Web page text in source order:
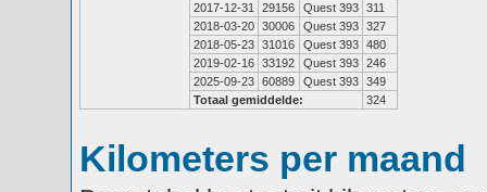
2017-12-31
29156 Quest 393 311
2018-03-20 30006 Quest 393 327
2018-05-23 31016 Quest 393 480
2019-02-16 33192 Quest 393 246
2025-09-23 60889 Quest 393 349
Totaal gemiddelde:
324
Kilometers per maand